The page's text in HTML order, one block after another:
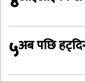
५अब पछि